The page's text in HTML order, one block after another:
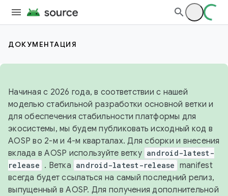
ДОКУМЕНТАЦИЯ
Начиная с 2026 года, в соответствии с нашей
моделью стабильной разработки основной ветки и
для обеспечения стабильности платформы для
экосистемы, мы будем публиковать исходный код в
AOSP во 2-м и 4-м кварталах. Для сборки и внесения
вклада в AOSP используйте ветку android-latest-
release . Ветка android-latest-release manifest
всегда будет ссылаться на самый последний релиз,
выпущенный в AOSP. Для получения дополнительной